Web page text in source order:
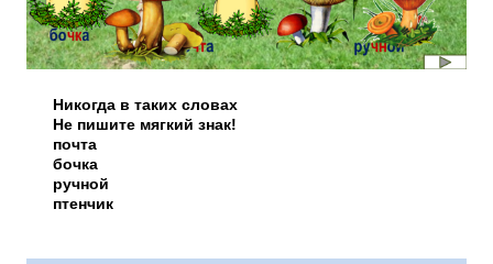
Никогда в таких словах
Не пишите мягкий знак!
почта
бочка
ручной
птенчик